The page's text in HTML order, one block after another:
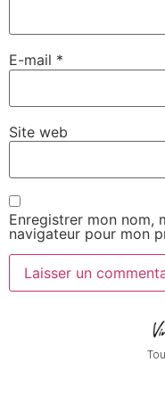
E-mail *
Site web
Enregistrer mon nom,
navigateur pour mon